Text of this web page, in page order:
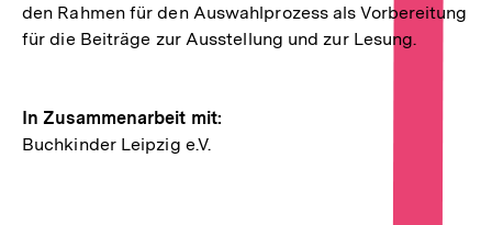
den Rahmen für den Auswahlprozess als Vorbereitung
für die Beiträge zur Ausstellung und zur Lesung.
In Zusammenarbeit mit:
Buchkinder Leipzig e.V.